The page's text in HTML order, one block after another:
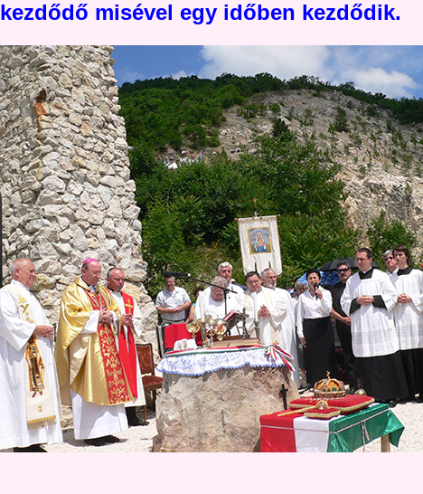
kezdődő misével egy időben kezdődik.